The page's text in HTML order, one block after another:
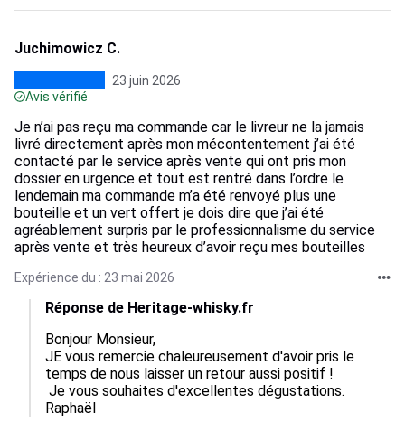
Juchimowicz C.
23 juin 2026
Avis vérifié
Je n’ai pas reçu ma commande car le livreur ne la jamais
livré directement après mon mécontentement j’ai été
contacté par le service après vente qui ont pris mon
dossier en urgence et tout est rentré dans l’ordre le
lendemain ma commande m’a été renvoyé plus une
bouteille et un vert offert je dois dire que j’ai été
agréablement surpris par le professionnalisme du service
après vente et très heureux d’avoir reçu mes bouteilles
Expérience du : 23 mai 2026
Réponse de Heritage-whisky.fr
Bonjour Monsieur,
JE vous remercie chaleureusement d'avoir pris le
temps de nous laisser un retour aussi positif !
Raphaël